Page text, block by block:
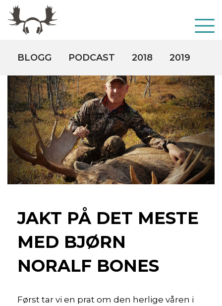
BLOGG PODCAST 2018 2019
JAKT PÅ DET MESTE
MED BJØRN
NORALF BONES
Først tar vi en prat om den herlige våren i